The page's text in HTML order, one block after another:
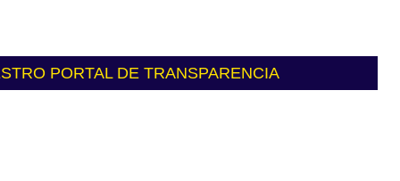
PORTAL DE TRANSPARENCIA